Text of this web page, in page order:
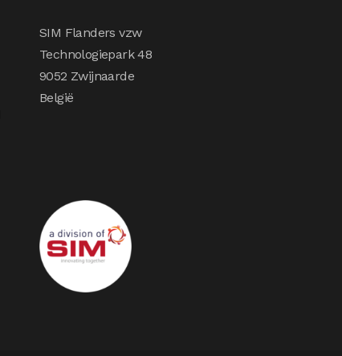
SIM Flanders vzw
Technologiepark 48
9052 Zwijnaarde
België